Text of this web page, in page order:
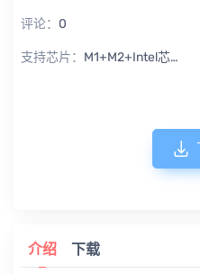
评论： 0
支持芯片： M1+M2+Intel芯片通用
介绍 下载